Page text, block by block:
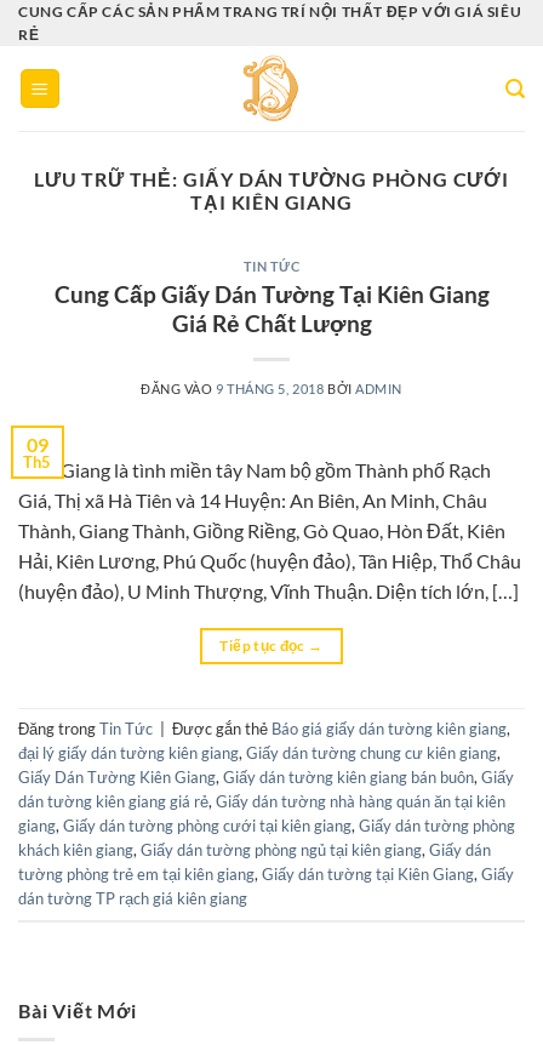
Bỏ
qua
nội
dung
CUNG CẤP CÁC SẢN PHẨM TRANG TRÍ NỘI THẤT ĐẸP VỚI GIÁ SIÊU
RẺ
LƯU TRỮ THẺ: GIẤY DÁN TƯỜNG PHÒNG CƯỚI
TẠI KIÊN GIANG
TIN TỨC
Cung Cấp Giấy Dán Tường Tại Kiên Giang
Giá Rẻ Chất Lượng
ĐĂNG VÀO 9 THÁNG 5, 2018 BỞI ADMIN
09
Th5
Kiên Giang là tình miền tây Nam bộ gồm Thành phố Rạch
Giá, Thị xã Hà Tiên và 14 Huyện: An Biên, An Minh, Châu
Thành, Giang Thành, Giồng Riềng, Gò Quao, Hòn Đất, Kiên
Hải, Kiên Lương, Phú Quốc (huyện đảo), Tân Hiệp, Thổ Châu
(huyện đảo), U Minh Thượng, Vĩnh Thuận. Diện tích lớn, […]
Tiếp tục đọc →
Đăng trongTin Tức Được gắn thẻ Báo giá giấy dán tường kiên giang,
đại lý giấy dán tường kiên giang, Giấy dán tường chung cư kiên giang,
Giấy Dán Tường Kiên Giang, Giấy dán tường kiên giang bán buôn, Giấy
dán tường kiên giang giá rẻ, Giấy dán tường nhà hàng quán ăn tại kiên
giang, Giấy dán tường phòng cưới tại kiên giang, Giấy dán tường phòng
khách kiên giang, Giấy dán tường phòng ngủ tại kiên giang, Giấy dán
tường phòng trẻ em tại kiên giang, Giấy dán tường tại Kiên Giang, Giấy
dán tường TP rạch giá kiên giang
Bài Viết Mới